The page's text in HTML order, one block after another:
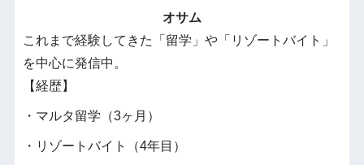
オサム
これまで経験してきた「留学」や「リゾートバイト」
を中心に発信中。
【経歴】
・マルタ留学（3ヶ月）
・リゾートバイト（4年目）